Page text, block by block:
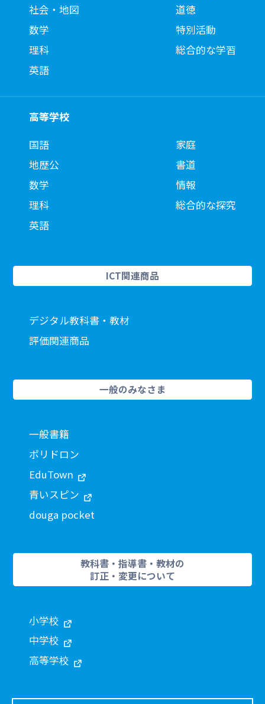
社会・地図
数学
理科
英語
道徳
特別活動
総合的な学習
高等学校
国語
地歴公
数学
理科
英語
家庭
書道
情報
総合的な探究
ICT関連商品
デジタル教科書・教材
評価関連商品
一般のみなさま
一般書籍
ポリドロン
EduTown
青いスピン
douga pocket
教科書・指導書・教材の
訂正・変更について
小学校
中学校
高等学校